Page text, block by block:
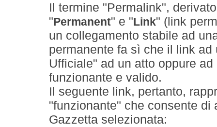
Il termine "Permalink",
" Permanent" e " Link" (link
un collegamento stabile ad
permanente fa sì che il link
Ufficiale" ad un atto oppure
funzionante e valido.
Il seguente link, pertanto,
"funzionante" che consente
Gazzetta selezionata: